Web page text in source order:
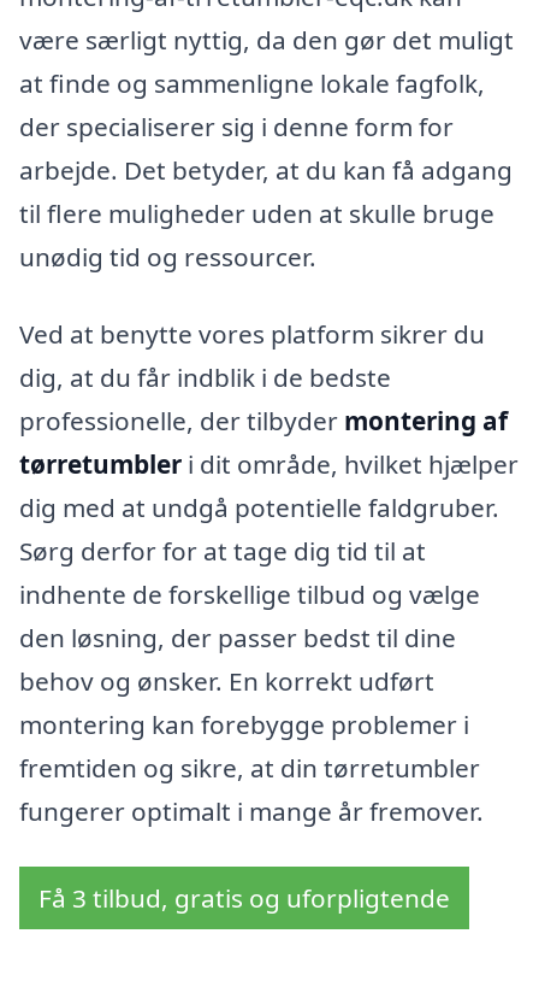
være særligt nyttig, da den gør det muligt
at finde og sammenligne lokale fagfolk,
der specialiserer sig i denne form for
arbejde. Det betyder, at du kan få adgang
til flere muligheder uden at skulle bruge
unødig tid og ressourcer.
Ved at benytte vores platform sikrer du
dig, at du får indblik i de bedste
professionelle, der tilbyder montering af
tørretumbler i dit område, hvilket hjælper
dig med at undgå potentielle faldgruber.
Sørg derfor for at tage dig tid til at
indhente de forskellige tilbud og vælge
den løsning, der passer bedst til dine
behov og ønsker. En korrekt udført
montering kan forebygge problemer i
fremtiden og sikre, at din tørretumbler
fungerer optimalt i mange år fremover.
Få 3 tilbud, gratis og uforpligtende